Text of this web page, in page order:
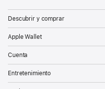
Descubrir y comprar
Apple Wallet
Cuenta
Entretenimiento